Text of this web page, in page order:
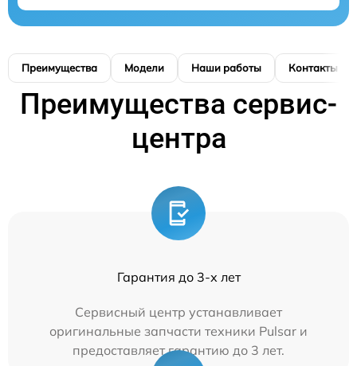
Преимущества Модели Наши работы Контакты
Преимущества сервис-
центра
Гарантия до 3-х лет
Сервисный центр устанавливает
оригинальные запчасти техники Pulsar и
предоставляет гарантию до 3 лет.